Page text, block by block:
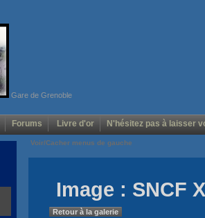
Gare de Grenoble
Forums Livre d'or N'hésitez pas à laisser
Voir/Cacher menus de gauche
Image : SNCF
Retour à la galerie